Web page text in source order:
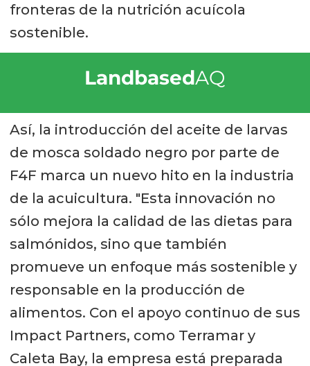
fronteras de la nutrición acuícola
sostenible.
LandbasedAQ
Así, la introducción del aceite de larvas
de mosca soldado negro por parte de
F4F marca un nuevo hito en la industria
de la acuicultura. "Esta innovación no
sólo mejora la calidad de las dietas para
salmónidos, sino que también
promueve un enfoque más sostenible y
responsable en la producción de
alimentos. Con el apoyo continuo de sus
Impact Partners, como Terramar y
Caleta Bay, la empresa está preparada